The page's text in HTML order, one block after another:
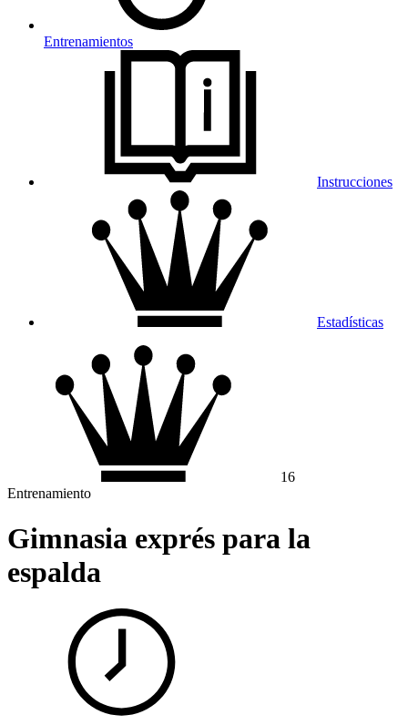
Entrenamientos
Instrucciones
Estadísticas
16
Entrenamiento
Gimnasia exprés para la
espalda